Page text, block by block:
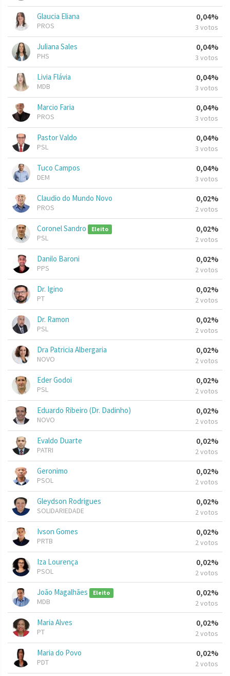
Glaucia Eliana
PROS
0,04%
3 votos
Juliana Sales
PHS
0,04%
3 votos
Livia Flávia
MDB
0,04%
3 votos
Marcio Faria
PROS
0,04%
3 votos
Pastor Valdo
PSL
0,04%
3 votos
Tuco Campos
DEM
0,04%
3 votos
Claudio do Mundo Novo
PROS
0,02%
2 votos
Coronel Sandro Eleito
PSL
0,02%
2 votos
Danilo Baroni
PPS
0,02%
2 votos
Dr. Igino
PT
0,02%
2 votos
Dr. Ramon
PSL
0,02%
2 votos
Dra Patricia Albergaria
NOVO
0,02%
2 votos
Eder Godoi
PSL
0,02%
2 votos
Eduardo Ribeiro (Dr. Dadinho)
NOVO
0,02%
2 votos
Evaldo Duarte
PATRI
0,02%
2 votos
Geronimo
PSOL
0,02%
2 votos
Gleydson Rodrigues
SOLIDARIEDADE
0,02%
2 votos
Ivson Gomes
PRTB
0,02%
2 votos
Iza Lourença
PSOL
0,02%
2 votos
João Magalhães Eleito
MDB
0,02%
2 votos
Maria Alves
PT
0,02%
2 votos
Maria do Povo
PDT
0,02%
2 votos